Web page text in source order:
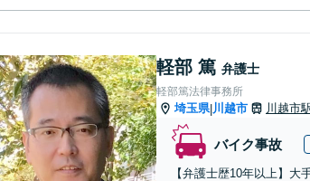
軽部 篤 弁護士
軽部篤法律事務所
埼玉県|川越市 川越市
バイク事故
【弁護士歴10年以上】